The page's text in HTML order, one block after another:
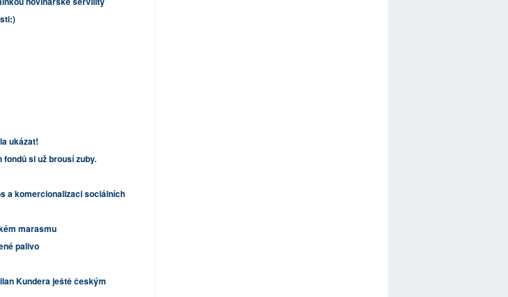
ukázat!
si už brousí zuby.
a komercionalizaci sociálních
marasmu
palivo
Kundera ještě českým